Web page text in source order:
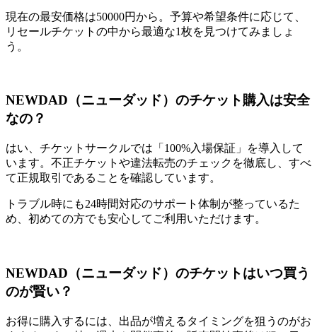
現在の最安価格は50000円から。予算や希望条件に応じて、
リセールチケットの中から最適な1枚を見つけてみましょ
う。
NEWDAD（ニューダッド）のチケット購入は安全
なの？
はい、チケットサークルでは「100%入場保証」を導入して
います。不正チケットや違法転売のチェックを徹底し、すべ
て正規取引であることを確認しています。
トラブル時にも24時間対応のサポート体制が整っているた
め、初めての方でも安心してご利用いただけます。
NEWDAD（ニューダッド）のチケットはいつ買う
のが賢い？
お得に購入するには、出品が増えるタイミングを狙うのがお